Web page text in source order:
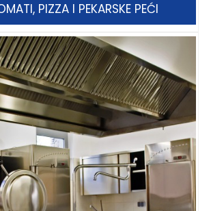
PIZZA I PEKARSKE PEĆI